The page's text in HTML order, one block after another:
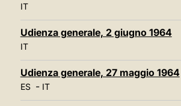
IT
Udienza generale, 2 giugno 1964
IT
Udienza generale, 27 maggio 1964
ES- IT